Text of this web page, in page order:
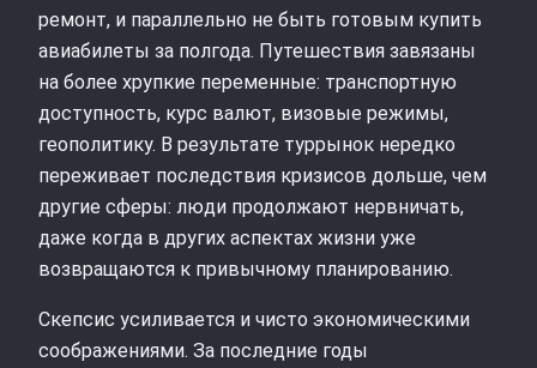
ремонт, и параллельно не быть готовым купить
авиабилеты за полгода. Путешествия завязаны
на более хрупкие переменные: транспортную
доступность, курс валют, визовые режимы,
геополитику. В результате туррынок нередко
переживает последствия кризисов дольше, чем
другие сферы: люди продолжают нервничать,
даже когда в других аспектах жизни уже
возвращаются к привычному планированию.
Скепсис усиливается и чисто экономическими
соображениями. За последние годы